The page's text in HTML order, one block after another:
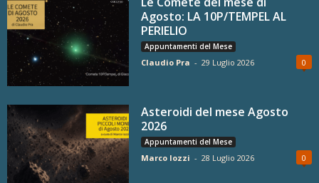
Agosto: LA 10P/TEMPEL AL
PERIELIO
Appuntamenti del Mese
Claudio Pra - 29 Luglio 2026 0
Asteroidi del mese Agosto
2026
Appuntamenti del Mese
Marco Iozzi - 28 Luglio 2026 0